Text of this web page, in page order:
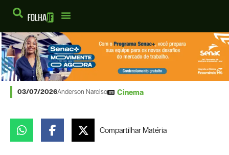
03/07/2026Anderson Narciso Cinema
CompartilharMatéria